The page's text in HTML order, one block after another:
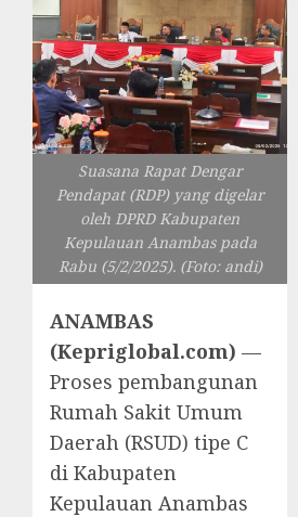
Suasana Rapat Dengar
Pendapat (RDP) yang digelar
oleh DPRD Kabupaten
Kepulauan Anambas pada
Rabu (5/2/2025). (Foto: andi)
ANAMBAS
(Kepriglobal.com) —
Proses pembangunan
Rumah Sakit Umum
Daerah (RSUD) tipe C
di Kabupaten
Kepulauan Anambas